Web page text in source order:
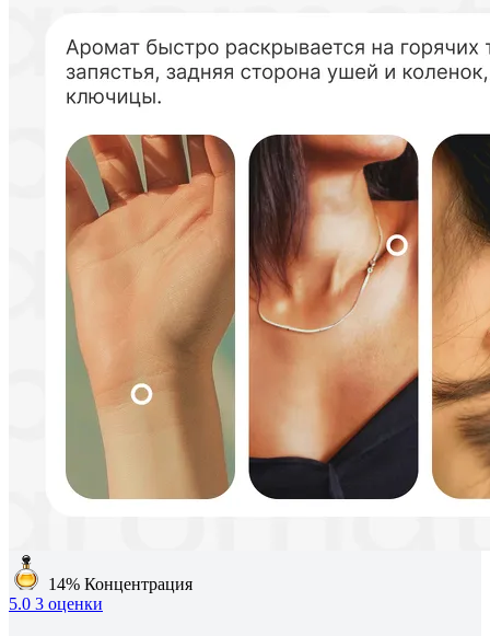
14% Концентрация
5.0 3 оценки